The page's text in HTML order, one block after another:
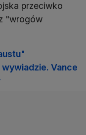
przeciwko
"wrogów
Vance